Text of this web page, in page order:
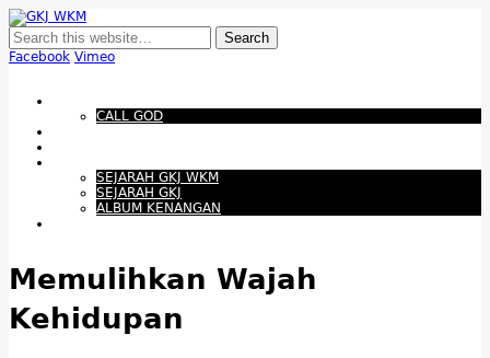
Membangun Gereja Kokoh melalui Pelayanan Holistik, Teknologi, dan
Budaya Apresiatif
Facebook Vimeo
CALL GOD
SEJARAH GKJ WKM
SEJARAH GKJ
ALBUM KENANGAN
Memulihkan Wajah
Kehidupan